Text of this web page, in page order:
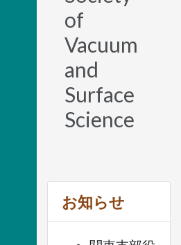
of
Vacuum
and
Surface
Science
お知らせ